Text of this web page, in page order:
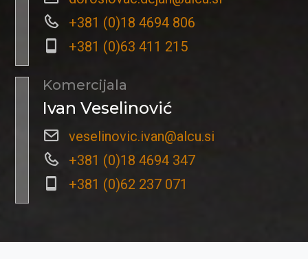
+381 (0)18 4694 806
+381 (0)63 411 215
Komercijala
Ivan Veselinović
veselinovic.ivan@alcu.si
+381 (0)18 4694 347
+381 (0)62 237 071